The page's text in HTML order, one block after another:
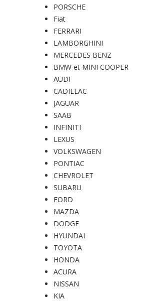
PORSCHE
Fiat
FERRARI
LAMBORGHINI
MERCEDES BENZ
BMW et MINI COOPER
AUDI
CADILLAC
JAGUAR
SAAB
INFINITI
LEXUS
VOLKSWAGEN
PONTIAC
CHEVROLET
SUBARU
FORD
MAZDA
DODGE
HYUNDAI
TOYOTA
HONDA
ACURA
NISSAN
KIA